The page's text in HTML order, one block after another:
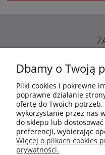
Dbamy o Twoją
Pliki cookies i pokrewne
poprawne działanie
ofertę do Twoich potrzeb.
wykorzystanie przez nas
do sklepu lub
preferencji, wybierając
Więcej o plikach cookies
prywatności.